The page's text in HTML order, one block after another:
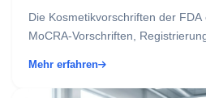
Vorschriften für
Die Kosmetikvorschriften der
MoCRA-Vorschriften,
Mehr erfahren